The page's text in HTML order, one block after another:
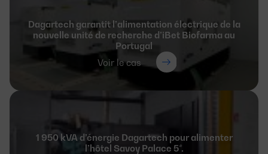
Dagartech garantit l’alimentation électrique de la
nouvelle unité de recherche d’iBet Biofarma au
Portugal
Voir le cas
1 950 kVA d’énergie Dagartech pour alimenter
l’hôtel Savoy Palace 5*.